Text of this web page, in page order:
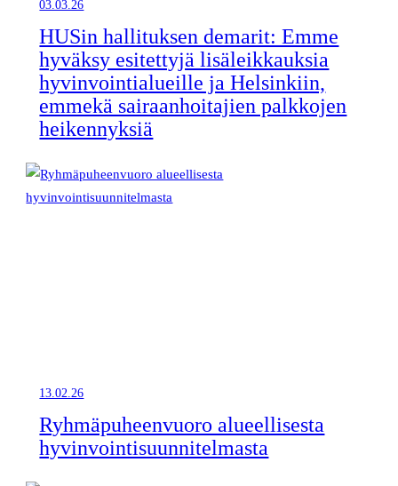
03.03.26
HUSin hallituksen demarit: Emme
hyväksy esitettyjä lisäleikkauksia
hyvinvointialueille ja Helsinkiin,
emmekä sairaanhoitajien palkkojen
heikennyksiä
13.02.26
Ryhmäpuheenvuoro alueellisesta
hyvinvointisuunnitelmasta